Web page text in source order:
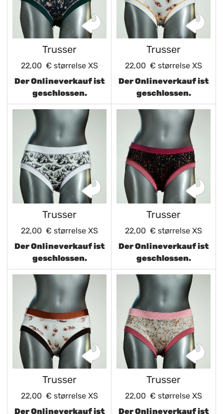
Trusser
22,00 € størrelse XS
Der Onlineverkauf ist
geschlossen.
Trusser
22,00 € størrelse XS
Der Onlineverkauf ist
geschlossen.
Trusser
22,00 € størrelse XS
Der Onlineverkauf ist
geschlossen.
Trusser
22,00 € størrelse XS
Der Onlineverkauf ist
geschlossen.
Trusser
22,00 € størrelse XS
Der Onlineverkauf ist
Trusser
22,00 € størrelse XS
Der Onlineverkauf ist